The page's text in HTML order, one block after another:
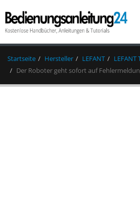
Startseite Hersteller LEFANT
LEFANT
Der Roboter geht sofort auf